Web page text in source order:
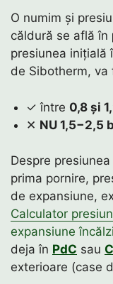
O numim și
căldură se află în
presiunea inițială
de Sibotherm, va
✓ între 0,8 și
✕ NU 1,5−2,5
Despre
prima pornire,
de expansiune,
Calculator
expansiune
deja în PdC sau
exterioare (case